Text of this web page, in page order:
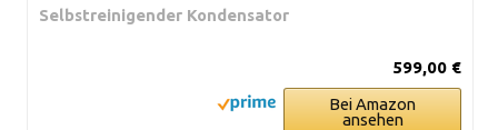
Selbstreinigender Kondensator
599,00 €
Bei Amazon
ansehen